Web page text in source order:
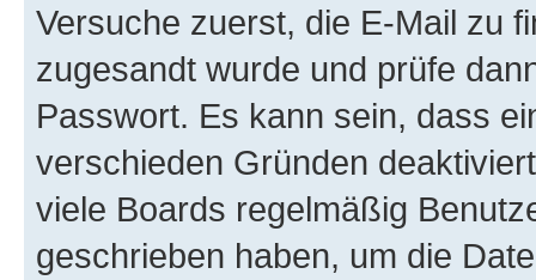
Versuche zuerst, die E-Mail zu
zugesandt wurde und prüfe
Passwort. Es kann sein, dass
verschieden Gründen
viele Boards regelmäßig
geschrieben haben, um die